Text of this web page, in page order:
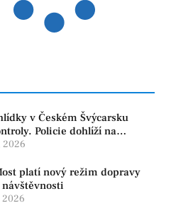
v Českém Švýcarsku
Policie dohlíží na
i ochranu přírody
2026
platí nový režim dopravy
2026